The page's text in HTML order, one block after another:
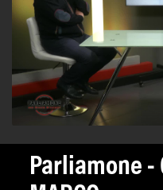
Parliamone -